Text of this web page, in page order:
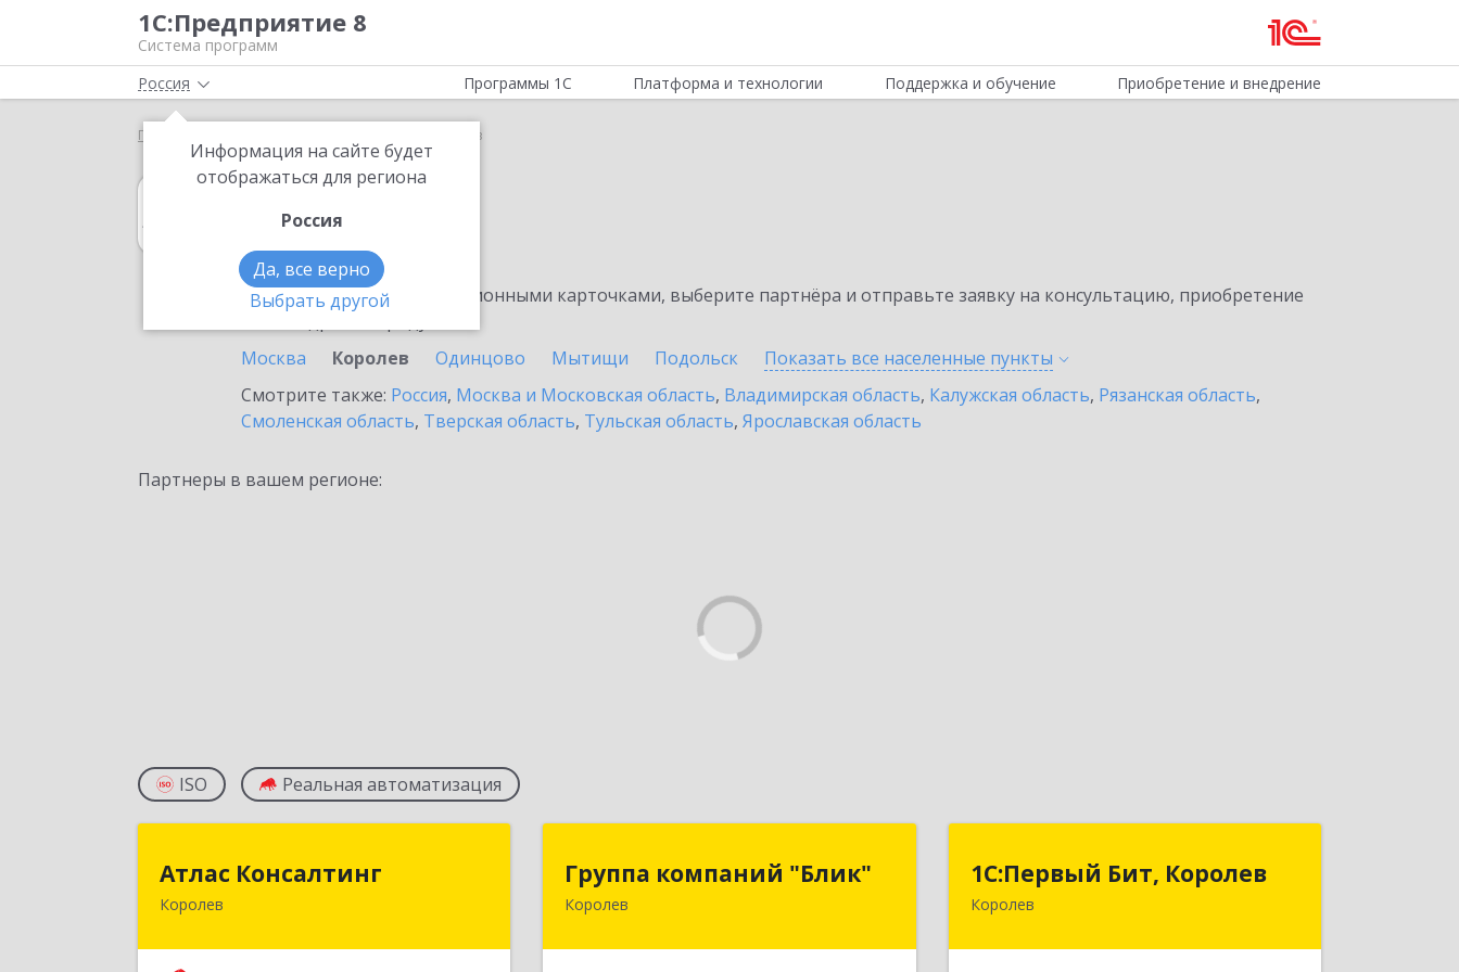
1С:Предприятие 8
Система программ
Россия
Информация на сайте будет
отображаться для региона
Россия
Да, все верно
Выбрать другой
Программы 1С Платформа и технологии Поддержка и обучение Приобретение и внедрение
Главная Королев
1С:Архив
в Королеве
Ознакомьтесь с информационными карточками, выберите партнёра и отправьте заявку на консультацию, приобретение
Москва
Королев Одинцово Мытищи Подольск Показать все населенные пункты
Смотрите также: Россия, Москва и Московская область, Владимирская область, Калужская область, Рязанская область,
Смоленская область, Тверская область, Тульская область, Ярославская область
Партнеры в вашем регионе:
ISO Реальная автоматизация
Атлас Консалтинг
Королев
141076, Московская обл, Королев г,
Группа компаний "Блик"
Королев
Группа компаний "Блик"
141077, Московская обл, Королев г,
1С:Первый Бит, Королев
Королев
1С:Первый Бит, Королев
141070, Московская обл, Королев г,